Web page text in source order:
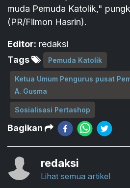
muda Pemuda Katolik,"
(PR/Filmon Hasrin).
Editor: redaksi
Tags
Pemuda Katolik
Ketua Umum Pengurus pusat
A. Gusma
Sosialisasi Pertashop
Bagikan
redaksi
Lihat semua artikel